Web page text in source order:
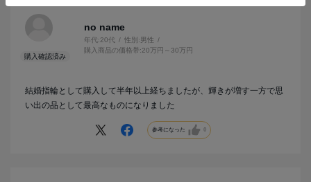
no name
年代:20代 性別:男性
購入商品の価格帯:20万円～30万円
結婚指輪として購入して半年以上経ちましたが、輝きが増す一方で思
い出の品として最高なものになりました
参考になった 0